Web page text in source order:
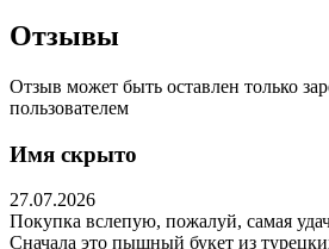
Отзывы
Отзыв может быть оставлен только
пользователем
Имя скрыто
27.07.2026
Покупка вслепую, пожалуй, самая
Сначала это пышный букет из